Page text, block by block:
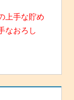
上手な貯め
なおろし